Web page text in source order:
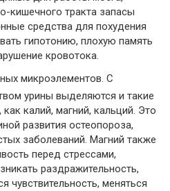
кишечного тракта запасы
средства для похудения
гипотонию, плохую память
кровотока.
микроэлементов. С
урины выделяются и такие
калий, магний, кальций. Это
развития остеопороза,
заболеваний. Магний также
перед стрессами,
раздражительность,
чувствительность, меняться